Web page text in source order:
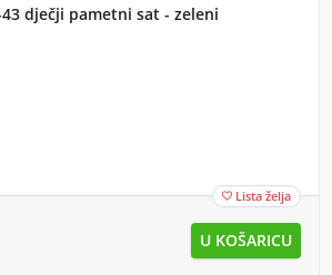
43 dječji pametni sat - zeleni
 Lista želja